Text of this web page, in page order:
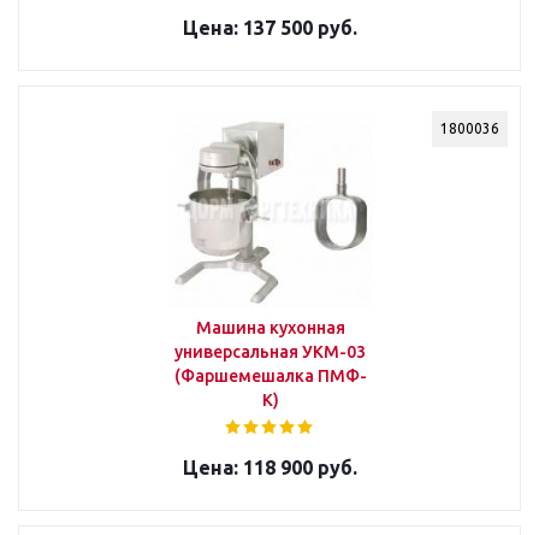
137 500 руб.
1800036
Машина кухонная
универсальная УКМ-03
(Фаршемешалка ПМФ-
К)
118 900 руб.